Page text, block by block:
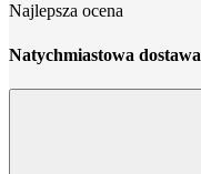
Najlepsza ocena
Natychmiastowa dostawa